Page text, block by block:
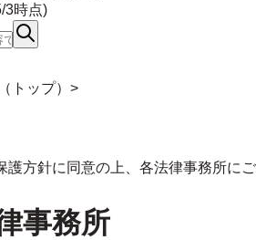
3時点)
トップ） >
護方針に同意の上、各法律事務所にご
事務所